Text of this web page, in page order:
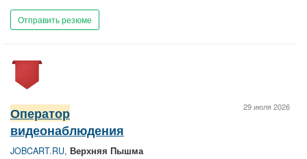
Отправить резюме
29 июля 2026
Оператор
видеонаблюдения
JOBCART.RU, Верхняя Пышма